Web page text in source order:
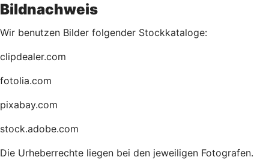
Bildnachweis
Wir benutzen Bilder folgender Stockkataloge:
clipdealer.com
fotolia.com
pixabay.com
stock.adobe.com
Die Urheberrechte liegen bei den jeweiligen Fotografen.